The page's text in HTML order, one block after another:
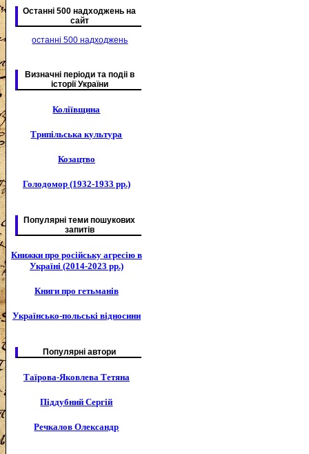
Останні 500 надходжень на
сайт
останні 500 надходжень
Визначні періоди та подіі в
історії України
Коліївщина
Трипільська культура
Козацтво
Голодомор (1932-1933 рр.)
Популярні теми пошукових
запитів
Книжки про російську агресію в
Україні (2014-2023 рр.)
Книги про гетьманів
Українсько-польські відносини
Популярні автори
Таїрова-Яковлева Тетяна
Піддубний Сергій
Речкалов Олександр